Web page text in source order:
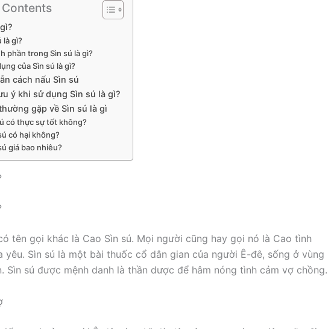
là gì?
phần trong Sìn sú là gì?
của Sìn sú là gì?
cách nấu Sìn sú
ý khi sử dụng Sìn sú là gì?
gặp về Sìn sú là gì
có thực sự tốt không?
có hại không?
giá bao nhiêu?
tên gọi khác là Cao Sìn sú. Mọi người cũng hay gọi nó là Cao tình
yêu. Sìn sú là một bài thuốc cổ dân gian của người Ê-đê, sống ở vùng
Sìn sú được mệnh danh là thần dược để hâm nóng tình cảm vợ chồng.